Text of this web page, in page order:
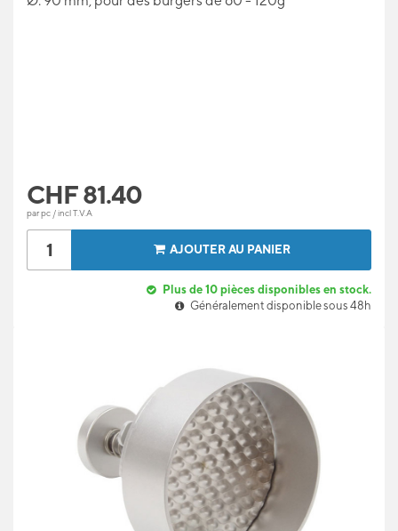
CHF81.40
par pc / incl T.V.A
AJOUTER AU PANIER
Plus de 10 pièces disponibles en stock.
Généralement disponible sous 48h